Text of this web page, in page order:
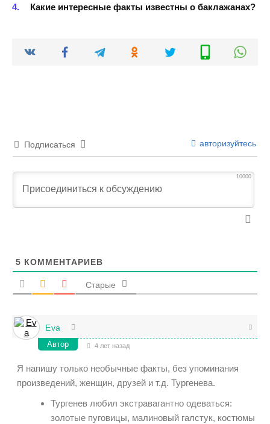
Какие интересные факты известны о баклажанах?
Подписаться авторизуйтесь
10000
5 КОММЕНТАРИЕВ
Старые
Eva
Автор 4 лет назад
Я напишу только необычные факты, без упоминания
произведений, женщин, друзей и т.д. Тургенева.
Тургенев любил экстравагантно одеваться:
золотые пуговицы, малиновый галстук, костюмы